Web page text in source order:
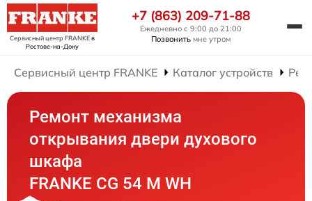
Сервисный центр FRANKEв
Ростове-на-Дону
+7 (863) 209-71-88
Ежедневно с 9:00 до 21:00
Позвонить мне утром
Сервисный центр FRANKE Каталог устройств
Ремонт механизма
открывания двери духового
шкафа
FRANKE CG 54 M WH